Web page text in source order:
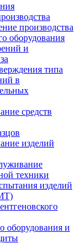
производства
оборудования
и
типа
в
средств
изделий
техники
изделий
оборудования и